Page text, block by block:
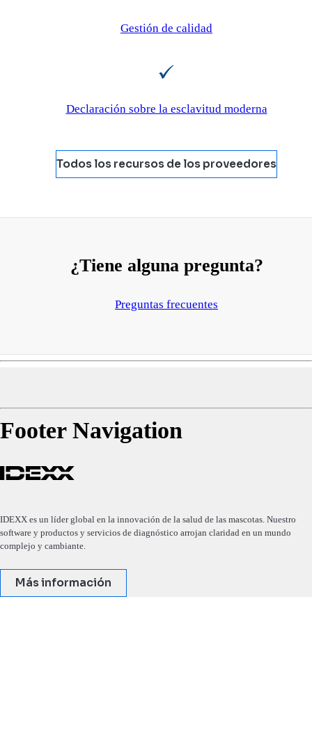
Gestión de calidad
Declaración sobre la esclavitud moderna
Todos los recursos de los proveedores
¿Tiene alguna pregunta?
Preguntas frecuentes
Footer Navigation
IDEXX es un líder global en la innovación de la salud de las mascotas. Nuestro
software y productos y servicios de diagnóstico arrojan claridad en un mundo
complejo y cambiante.
Más información